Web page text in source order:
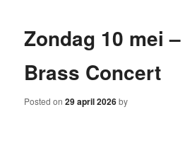
Zondag 10 mei
Brass Concert
Posted on29 april 2026by